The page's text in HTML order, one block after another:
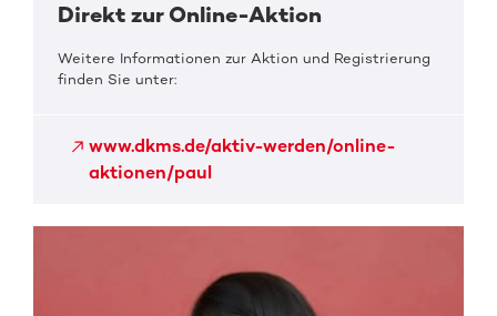
Direkt zur Online-Aktion
Weitere Informationen zur Aktion und Registrierung
finden Sie unter:
www.dkms.de/aktiv-werden/online-
aktionen/paul